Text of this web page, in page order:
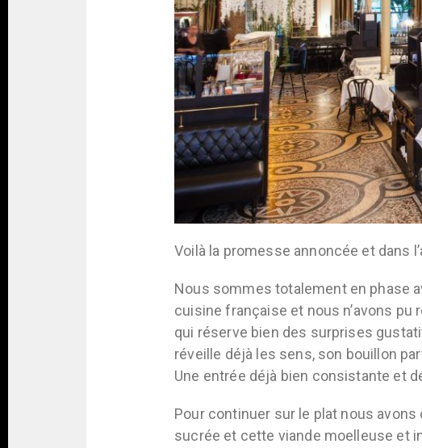
Voilà la promesse annoncée et dans
Nous sommes totalement en phase
cuisine française et nous n’avons pu
qui réserve bien des surprises
réveille déjà les sens, son bouillon
Une entrée déjà bien consistante et
Pour continuer sur le plat nous
sucrée et cette viande moelleuse et